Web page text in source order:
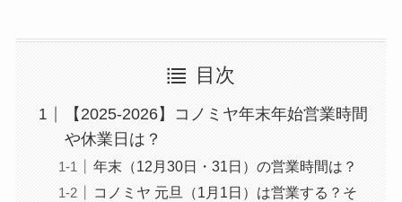
目次
【2025-2026】コノミヤ年末年始営業時間
や休業日は？
年末（12月30日・31日）の営業時間は？
コノミヤ 元旦（1月1日）は営業する？そ